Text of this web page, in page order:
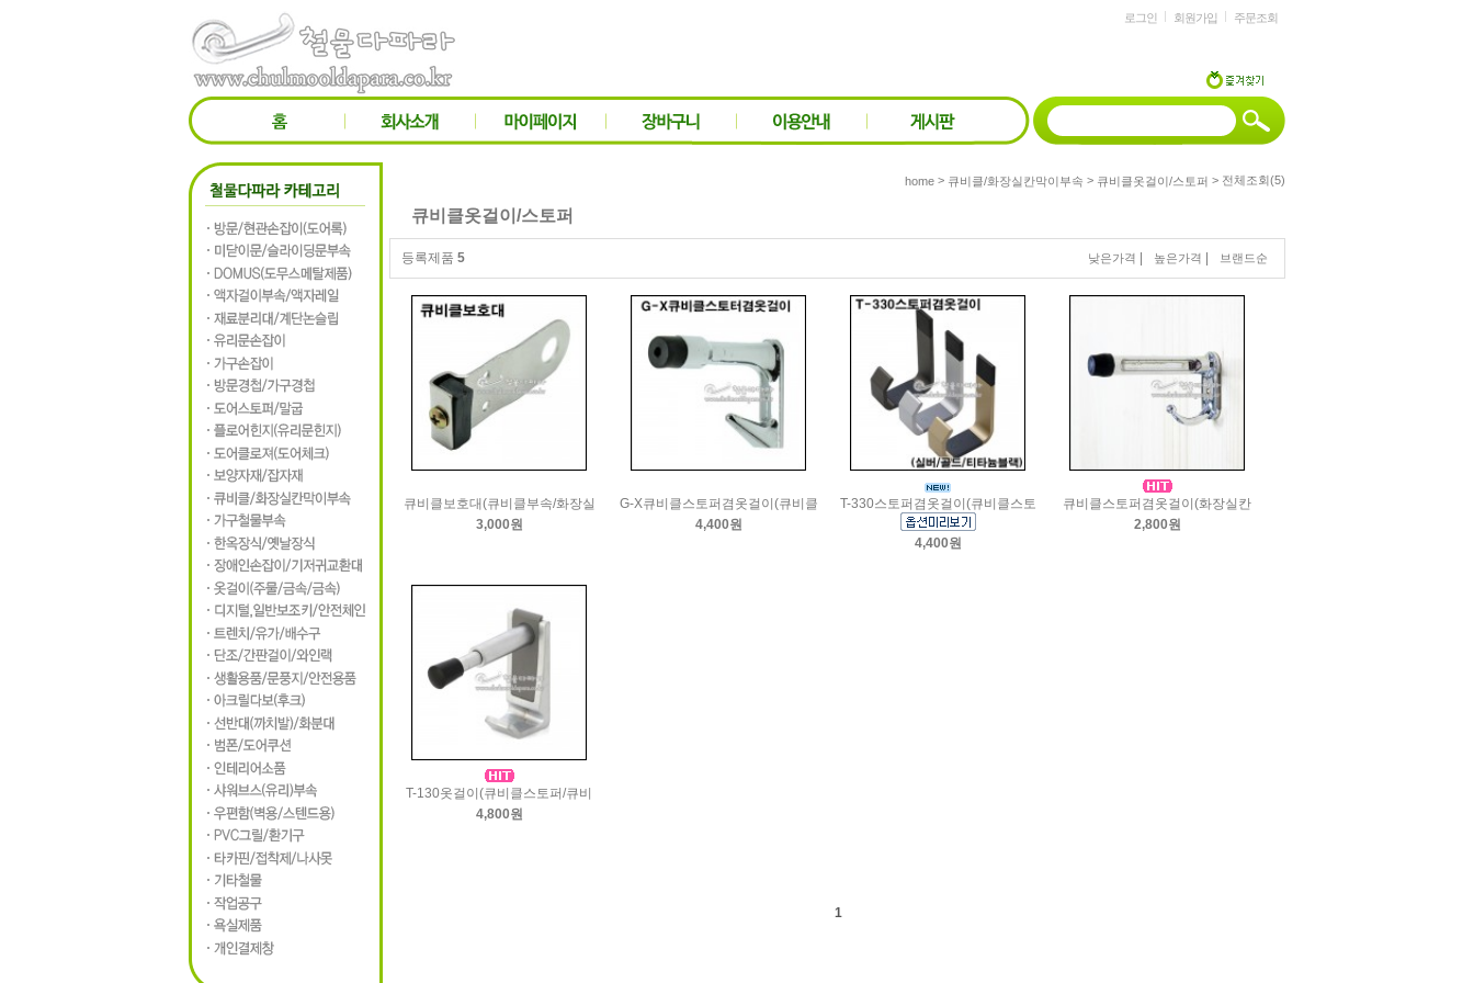
로그인 회원가입 주문조회
home > 큐비클/화장실칸막이부속 > 큐비클옷걸이/스토퍼 > 전체조회(5)
큐비클옷걸이/스토퍼
등록제품 5 낮은가격 | 높은가격 | 브랜드순
큐비클보호대(큐비클부속/화장실
3,000원
G-X큐비클스토퍼겸옷걸이(큐비클
4,400원
T-330스토퍼겸옷걸이(큐비클스토
4,400원
큐비클스토퍼겸옷걸이(화장실칸
2,800원
T-130옷걸이(큐비클스토퍼/큐비
4,800원
1